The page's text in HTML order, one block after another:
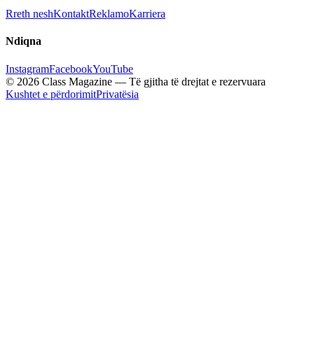
Rreth neshKontaktReklamoKarriera
Ndiqna
InstagramFacebookYouTube
© 2026 Class Magazine — Të gjitha të drejtat e rezervuara
Kushtet e përdorimitPrivatësia